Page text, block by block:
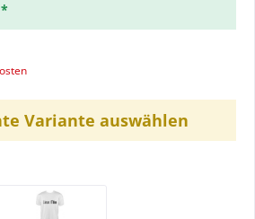
*
Variante auswählen